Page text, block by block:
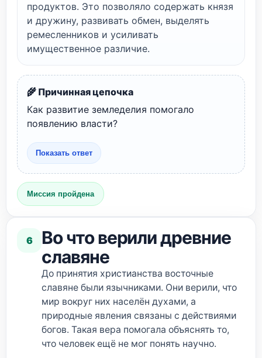
продуктов. Это позволяло содержать князя
и дружину, развивать обмен, выделять
ремесленников и усиливать
имущественное различие.
🌾 Причинная цепочка
Как развитие земледелия помогало
появлению власти?
Показать ответ
Миссия пройдена
6
Во что верили древние
славяне
До принятия христианства восточные
славяне были язычниками. Они верили, что
мир вокруг них населён духами, а
природные явления связаны с действиями
богов. Такая вера помогала объяснять то,
что человек ещё не мог понять научно.